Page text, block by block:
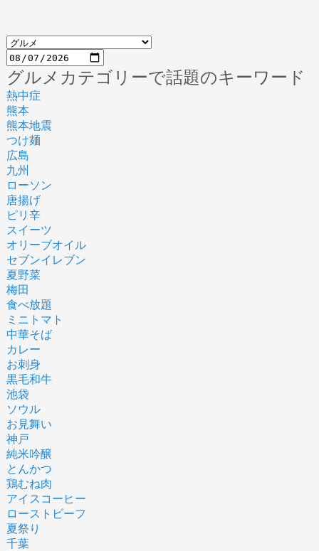
グルメカテゴリーで話題のキーワード
熱中症
熊本
熊本地震
つけ麺
広島
九州
ローソン
唐揚げ
ピリ辛
スイーツ
オリーブオイル
セブンイレブン
夏野菜
梅田
食べ放題
ミニトマト
中華そば
カレー
お刺身
黒毛和牛
池袋
ソウル
お見舞い
神戸
純米吟醸
とんかつ
鶏むね肉
アイスコーヒー
ローストビーフ
夏祭り
千葉